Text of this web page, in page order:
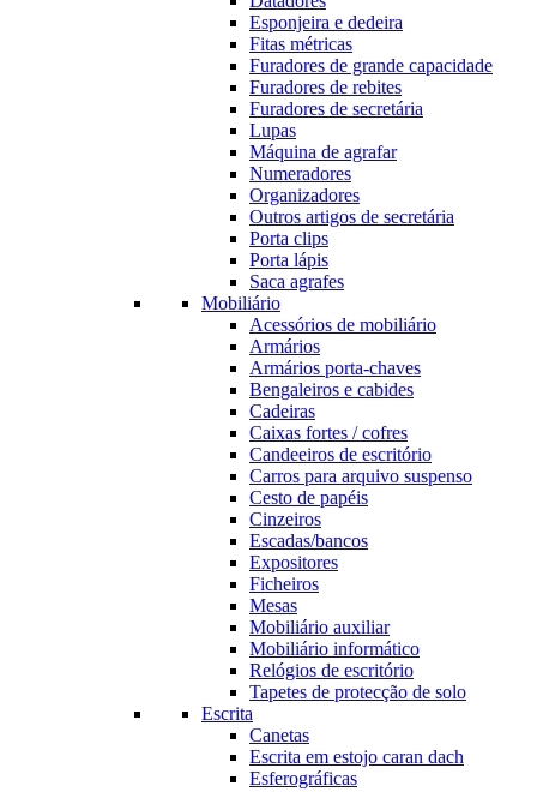
Esponjeira e dedeira
Fitas métricas
Furadores de grande capacidade
Furadores de rebites
Furadores de secretária
Lupas
Máquina de agrafar
Numeradores
Organizadores
Outros artigos de secretária
Porta clips
Porta lápis
Saca agrafes
Mobiliário
Acessórios de mobiliário
Armários
Armários porta-chaves
Bengaleiros e cabides
Cadeiras
Caixas fortes / cofres
Candeeiros de escritório
Carros para arquivo suspenso
Cesto de papéis
Cinzeiros
Escadas/bancos
Expositores
Ficheiros
Mesas
Mobiliário auxiliar
Mobiliário informático
Relógios de escritório
Tapetes de protecção de solo
Escrita
Canetas
Escrita em estojo caran dach
Esferográficas